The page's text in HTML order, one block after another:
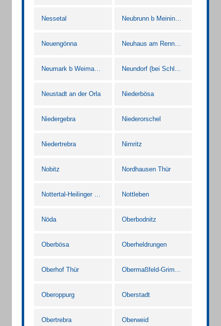
Nessetal Neubrunn b Meiningen
Neuengönna Neuhaus am Rennweg
Neumark b Weimar Thür Neundorf (bei Schleiz)
Neustadt an der Orla Niederbösa
Niedergebra Niederorschel
Niedertrebra Nimritz
Nobitz Nordhausen Thür
Nottertal-Heilinger Höhen Nottleben
Nöda Oberbodnitz
Oberbösa Oberheldrungen
Oberhof Thür Obermaßfeld-Grimmenthal
Oberoppurg Oberstadt
Obertrebra Oberweid